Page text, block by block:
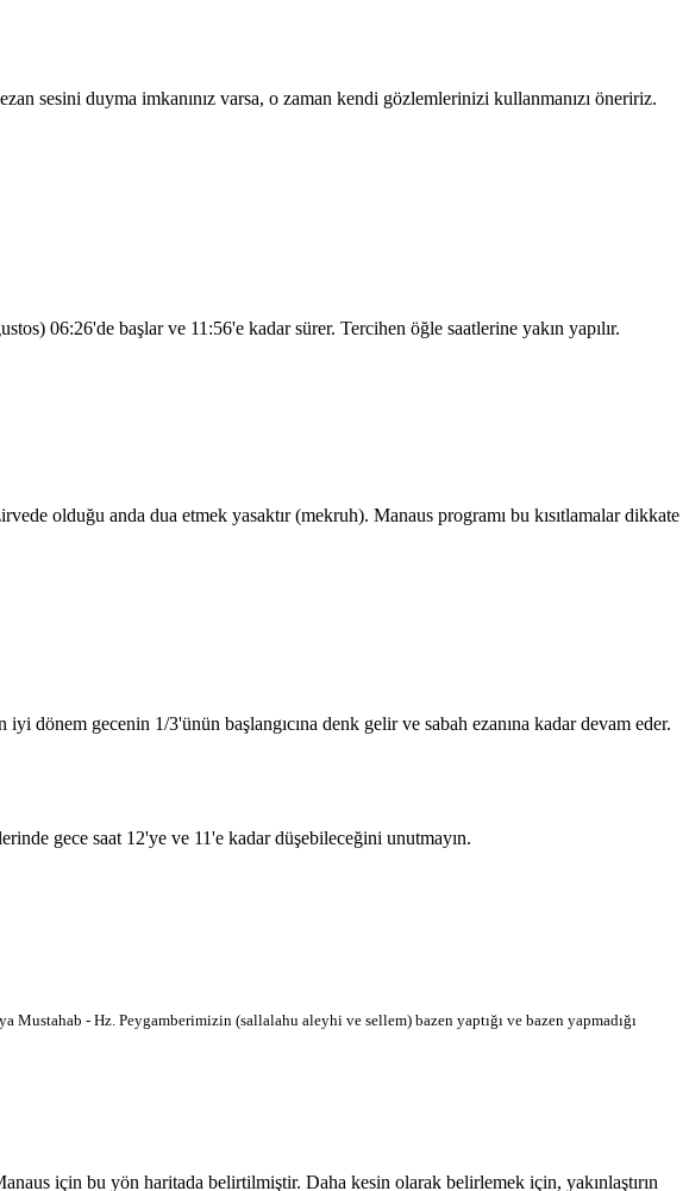
sesini duyma imkanınız varsa, o zaman kendi gözlemlerinizi kullanmanızı öneririz.
06:26'de başlar ve 11:56'e kadar sürer. Tercihen öğle saatlerine yakın yapılır.
olduğu anda dua etmek yasaktır (mekruh). Manaus programı bu kısıtlamalar dikkate
dönem gecenin 1/3'ünün başlangıcına denk gelir ve sabah ezanına kadar devam eder.
gece saat 12'ye ve 11'e kadar düşebileceğini unutmayın.
Mustahab - Hz. Peygamberimizin (sallalahu aleyhi ve sellem) bazen yaptığı ve bazen yapmadığı
için bu yön haritada belirtilmiştir. Daha kesin olarak belirlemek için, yakınlaştırın